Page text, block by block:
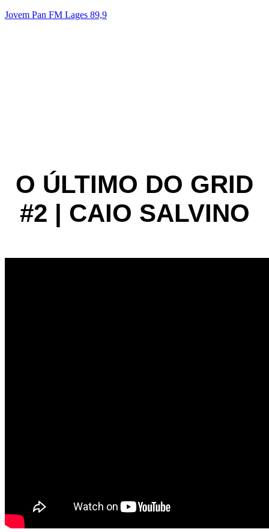
Jovem Pan FM Lages 89,9
O ÚLTIMO DO GRID
#2 | CAIO SALVINO